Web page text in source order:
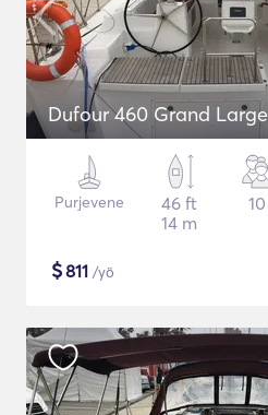
Dufour 460 Grand Large
Purjevene
46 ft
14 m
10
$811 /yö